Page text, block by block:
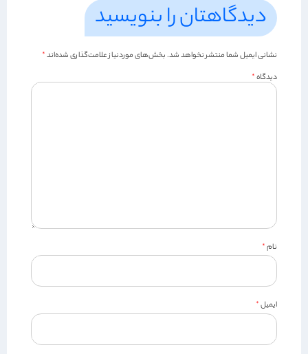
دیدگاهتان را بنویسید
نشانی ایمیل شما منتشر نخواهد شد.بخش‌های موردنیاز علامت‌گذاری شده‌اند*
دیدگاه*
نام*
ایمیل*